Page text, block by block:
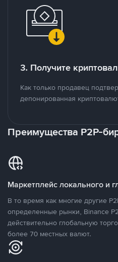
3. Получите
Как только продавец
депонированная
Преимущества P2P-
Маркетплейс локального и
В то время как многие другие
определенные рынки, Binance
действительно глобальную
более 70 местных валют.